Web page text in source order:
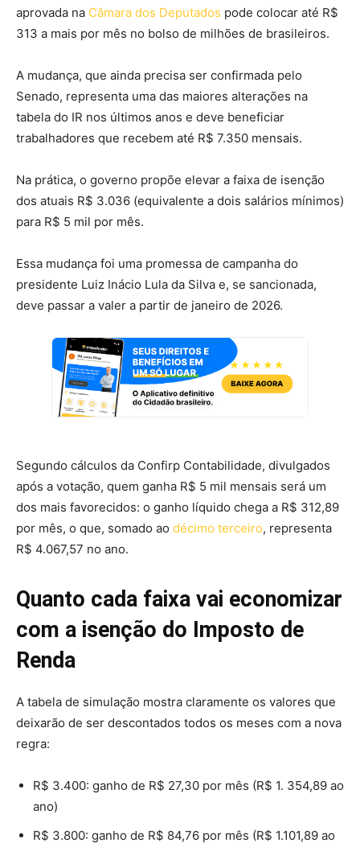
aprovada na Câmara dos Deputados pode colocar até R$
313 a mais por mês no bolso de milhões de brasileiros.
A mudança, que ainda precisa ser confirmada pelo
Senado, representa uma das maiores alterações na
tabela do IR nos últimos anos e deve beneficiar
trabalhadores que recebem até R$ 7.350 mensais.
Na prática, o governo propõe elevar a faixa de isenção
dos atuais R$ 3.036 (equivalente a dois salários mínimos)
para R$ 5 mil por mês.
Essa mudança foi uma promessa de campanha do
presidente Luiz Inácio Lula da Silva e, se sancionada,
deve passar a valer a partir de janeiro de 2026.
Segundo cálculos da Confirp Contabilidade, divulgados
após a votação, quem ganha R$ 5 mil mensais será um
dos mais favorecidos: o ganho líquido chega a R$ 312,89
por mês, o que, somado ao décimo terceiro, representa
R$ 4.067,57 no ano.
Quanto cada faixa vai economizar
com a isenção do Imposto de
Renda
A tabela de simulação mostra claramente os valores que
deixarão de ser descontados todos os meses com a nova
regra:
R$ 3.400: ganho de R$ 27,30 por mês (R$ 1. 354,89 ao
ano)
R$ 3.800: ganho de R$ 84,76 por mês (R$ 1.101,89 ao